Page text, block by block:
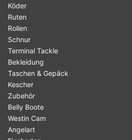
Köder
Ruten
Rollen
Schnur
Terminal Tackle
Bekleidung
Taschen & Gepäck
Kescher
Zubehör
Belly Boote
Westin Cam
Angelart